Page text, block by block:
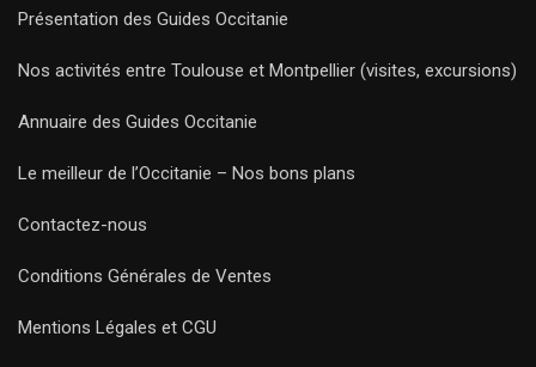
Présentation des Guides Occitanie
Nos activités entre Toulouse et Montpellier (visites, excursions)
Annuaire des Guides Occitanie
Le meilleur de l’Occitanie – Nos bons plans
Contactez-nous
Conditions Générales de Ventes
Mentions Légales et CGU